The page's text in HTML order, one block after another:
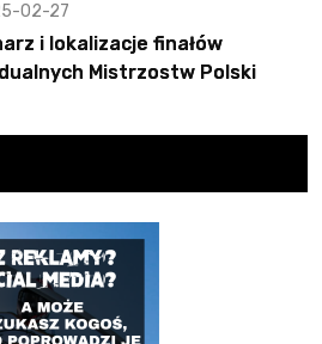
02-27
i lokalizacje finałów
Mistrzostw Polski